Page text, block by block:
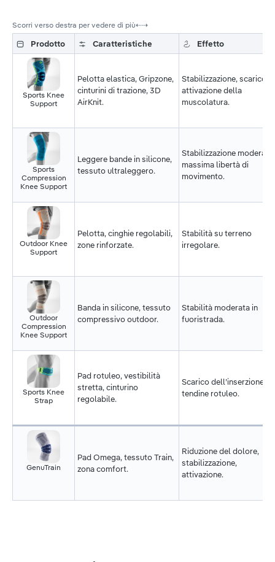
Scorri verso destra per vedere di più⇠⇢
Prodotto Caratteristiche Effetto
Sports Knee
Support
Pelotta elastica, Gripzone,
cinturini di trazione, 3D
AirKnit.
Stabilizzazione, scarico,
attivazione della
muscolatura.
Sports
Compression
Knee Support
Leggere bande in silicone,
tessuto ultraleggero.
Stabilizzazione moderata,
massima libertà di
movimento.
Outdoor Knee
Support
Pelotta, cinghie regolabili,
zone rinforzate.
Stabilità su terreno
irregolare.
Outdoor
Compression
Knee Support
Banda in silicone, tessuto
compressivo outdoor.
Stabilità moderata in
fuoristrada.
Sports Knee
Strap
Pad rotuleo, vestibilità
stretta, cinturino
regolabile.
Scarico dell’inserzione
tendine rotuleo.
GenuTrain
Pad Omega, tessuto Train,
zona comfort.
Riduzione del dolore,
stabilizzazione,
attivazione.